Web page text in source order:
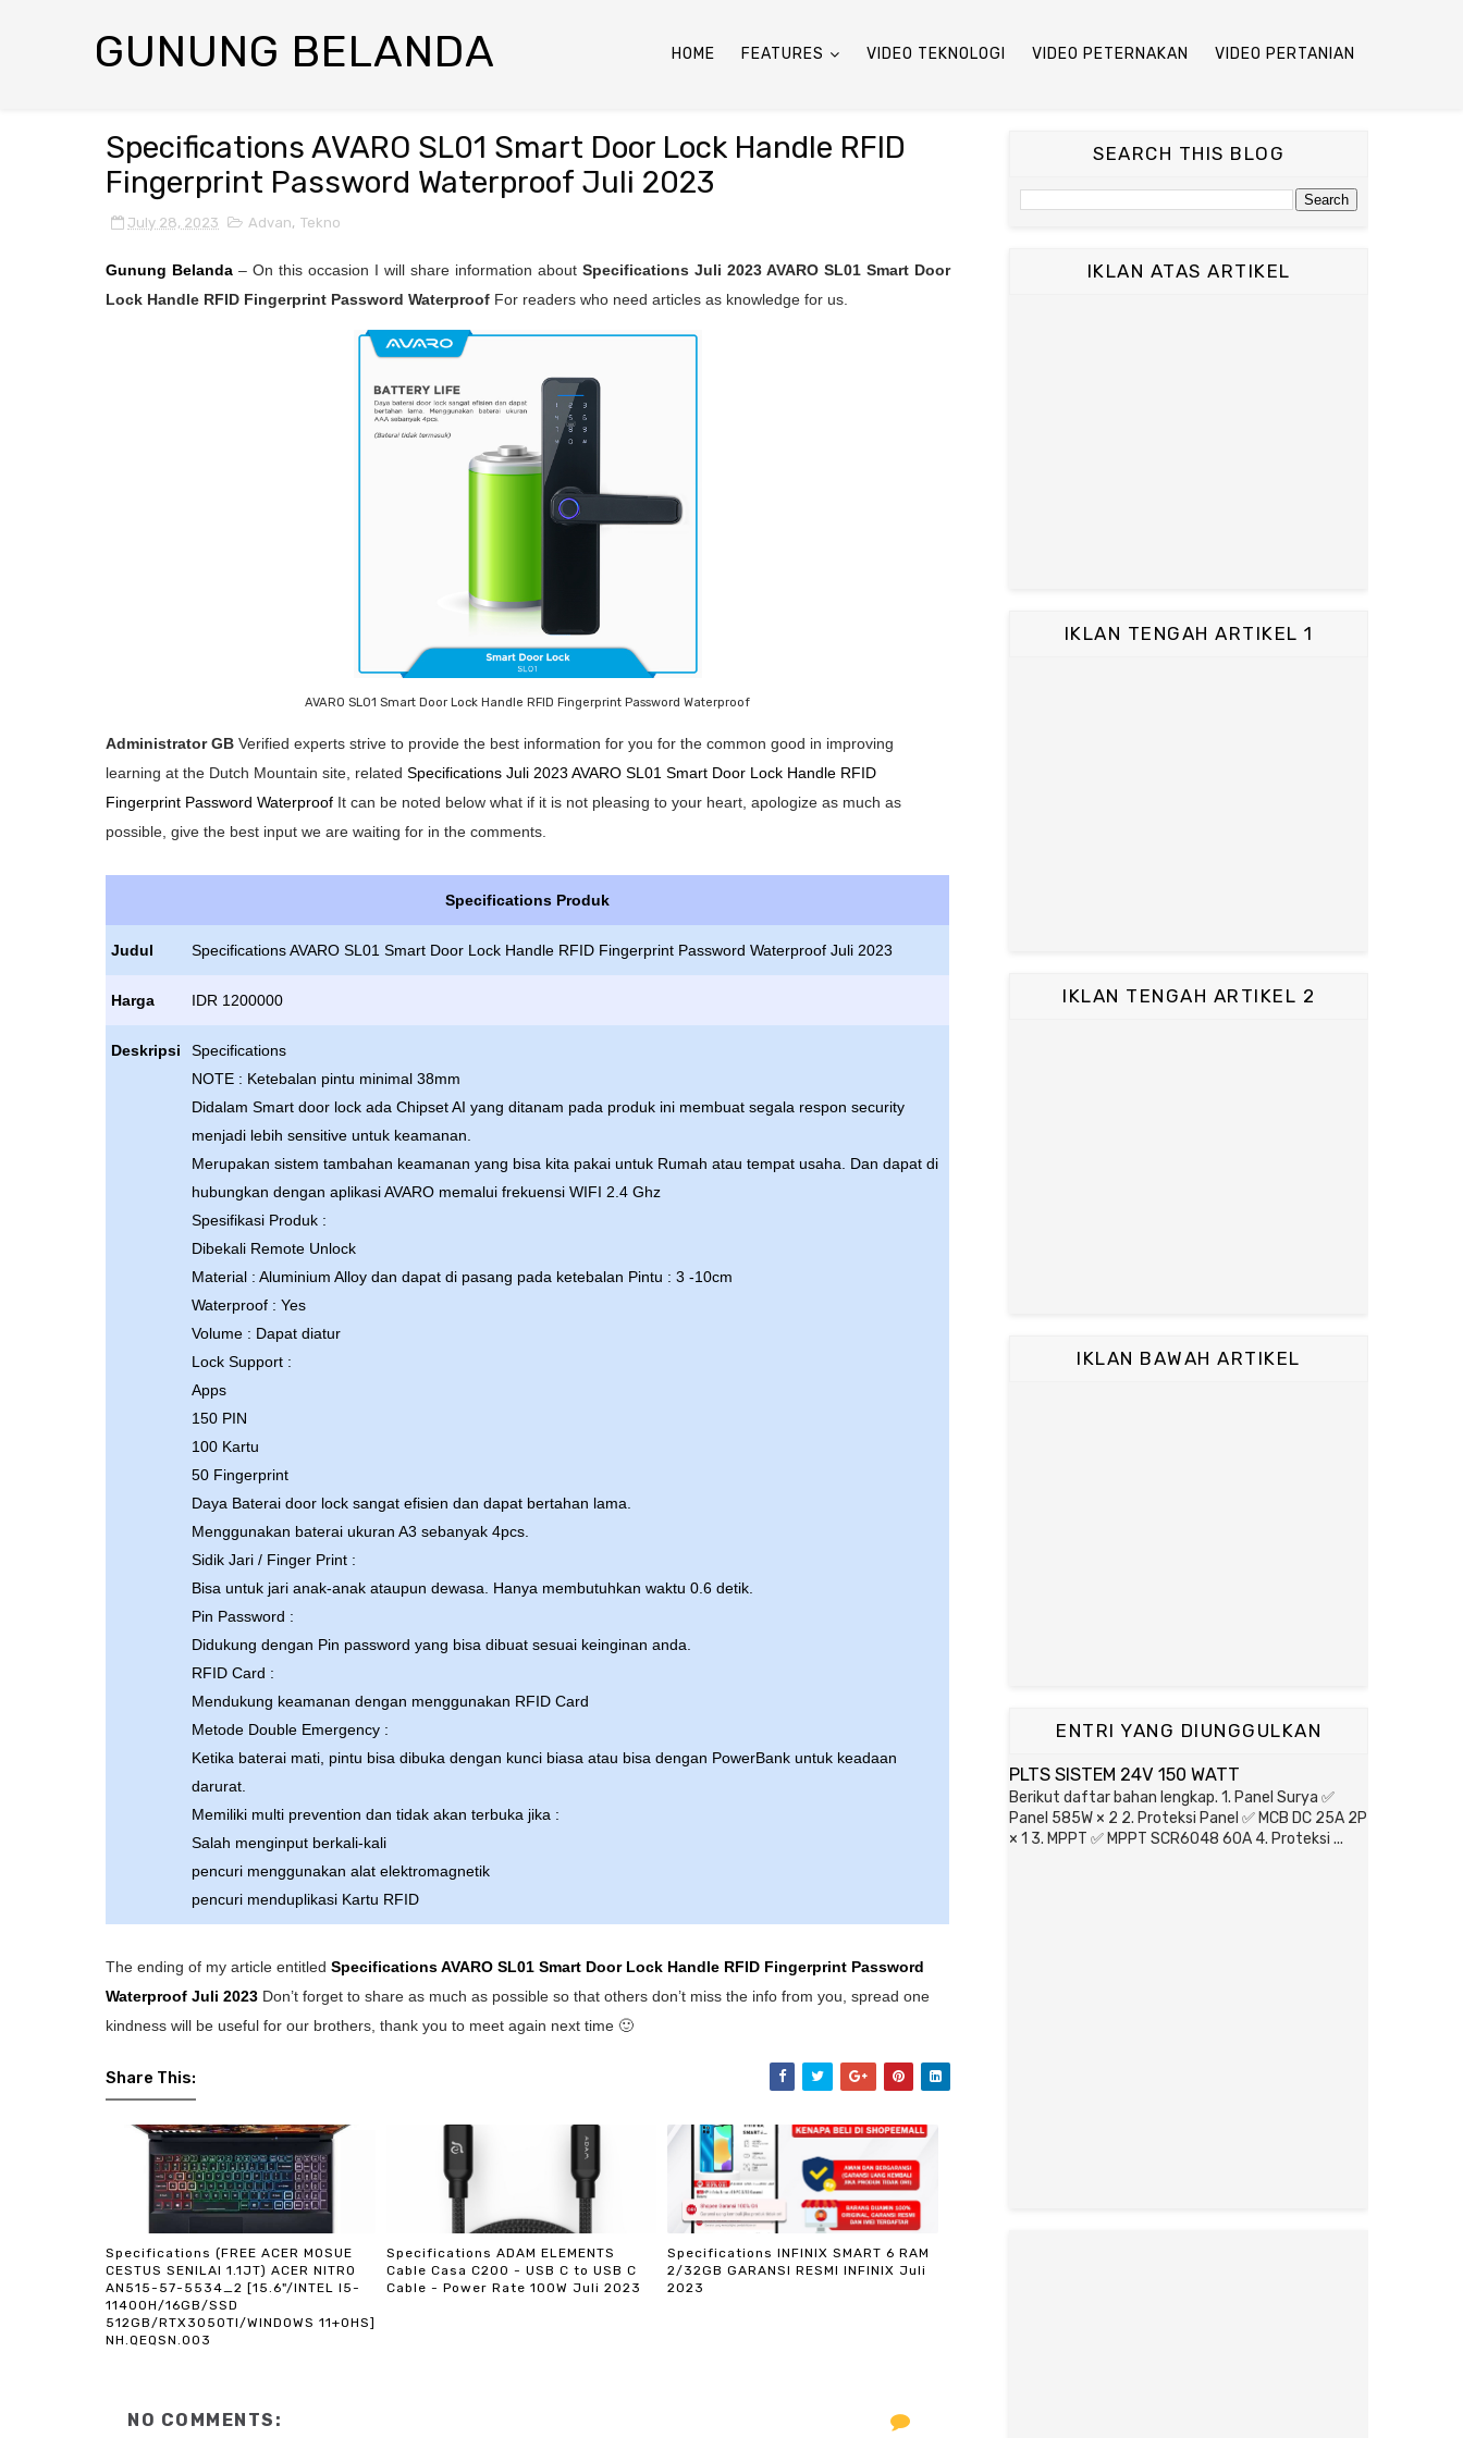
GUNUNG BELANDA HOME FEATURES VIDEO TEKNOLOGI VIDEO PETERNAKAN VIDEO PERTANIAN
Specifications AVARO SL01 Smart Door Lock Handle RFID
Fingerprint Password Waterproof Juli 2023
July 28, 2023 Advan, Tekno
Gunung Belanda– On this occasion I will share information about Specifications Juli 2023 AVARO SL01 Smart Door
Lock Handle RFID Fingerprint Password Waterproof For readers who need articles as knowledge for us.
AVARO SL01 Smart Door Lock Handle RFID Fingerprint Password Waterproof
Administrator GB Verified experts strive to provide the best information for you for the common good in improving
learning at the Dutch Mountain site, related Specifications Juli 2023 AVARO SL01 Smart Door Lock Handle RFID
Fingerprint Password Waterproof It can be noted below what if it is not pleasing to your heart, apologize as much as
possible, give the best input we are waiting for in the comments.
Specifications Produk
Judul Specifications AVARO SL01 Smart Door Lock Handle RFID Fingerprint Password Waterproof Juli 2023
Harga IDR 1200000
Deskripsi
Specifications
NOTE : Ketebalan pintu minimal 38mm
Didalam Smart door lock ada Chipset AI yang ditanam pada produk ini membuat segala respon security
menjadi lebih sensitive untuk keamanan.
Merupakan sistem tambahan keamanan yang bisa kita pakai untuk Rumah atau tempat usaha. Dan dapat di
hubungkan dengan aplikasi AVARO memalui frekuensi WIFI 2.4 Ghz
Spesifikasi Produk :
Dibekali Remote Unlock
Material : Aluminium Alloy dan dapat di pasang pada ketebalan Pintu : 3 -10cm
Waterproof : Yes
Volume : Dapat diatur
Lock Support :
Apps
150 PIN
100 Kartu
50 Fingerprint
Daya Baterai door lock sangat efisien dan dapat bertahan lama.
Menggunakan baterai ukuran A3 sebanyak 4pcs.
Sidik Jari / Finger Print :
Bisa untuk jari anak-anak ataupun dewasa. Hanya membutuhkan waktu 0.6 detik.
Pin Password :
Didukung dengan Pin password yang bisa dibuat sesuai keinginan anda.
RFID Card :
Mendukung keamanan dengan menggunakan RFID Card
Metode Double Emergency :
Ketika baterai mati, pintu bisa dibuka dengan kunci biasa atau bisa dengan PowerBank untuk keadaan
darurat.
Memiliki multi prevention dan tidak akan terbuka jika :
Salah menginput berkali-kali
pencuri menggunakan alat elektromagnetik
pencuri menduplikasi Kartu RFID
The ending of my article entitled Specifications AVARO SL01 Smart Door Lock Handle RFID Fingerprint Password
Waterproof Juli 2023 Don’t forget to share as much as possible so that others don’t miss the info from you, spread one
kindness will be useful for our brothers, thank you to meet again next time 🙂
Share This:
Specifications (FREE ACER MOSUE
CESTUS SENILAI 1.1JT) ACER NITRO
AN515-57-5534_2 [15.6"/INTEL I5-
11400H/16GB/SSD
512GB/RTX3050TI/WINDOWS 11+OHS]
NH.QEQSN.003
Specifications ADAM ELEMENTS
Cable Casa C200 - USB C to USB C
Cable - Power Rate 100W Juli 2023
Specifications INFINIX SMART 6 RAM
2/32GB GARANSI RESMI INFINIX Juli
2023
NO COMMENTS:
SEARCH THIS BLOG
IKLAN ATAS ARTIKEL
IKLAN TENGAH ARTIKEL 1
IKLAN TENGAH ARTIKEL 2
IKLAN BAWAH ARTIKEL
ENTRI YANG DIUNGGULKAN
PLTS SISTEM 24V 150 WATT
Berikut daftar bahan lengkap. 1. Panel Surya ✅
Panel 585W × 2 2. Proteksi Panel ✅ MCB DC 25A 2P
× 1 3. MPPT ✅ MPPT SCR6048 60A 4. Proteksi ...